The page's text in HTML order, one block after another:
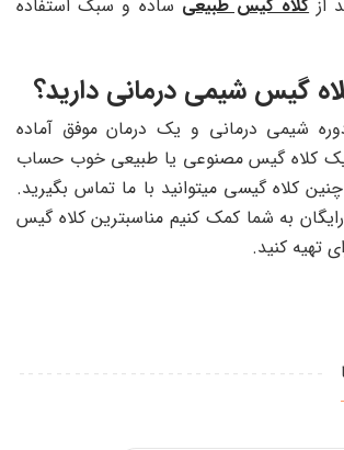
از کلاه گیس طبیعی ساده و سبک استفاده
گیس شیمی درمانی دارید؟
شیمی درمانی و یک درمان موفق آماده
یک کلاه گیس مصنوعی یا طبیعی خوب حساب
کلاه گیسی میتوانید با ما تماس بگیرید.
رایگان به شما کمک کنیم مناسبترین کلاه گیس
تهیه کنید.